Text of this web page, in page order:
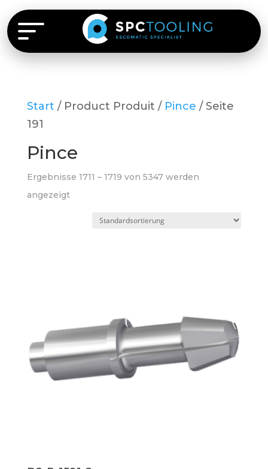
Start / Product Produit / Pince / Seite
191
Pince
Ergebnisse 1711 – 1719 von 5347 werden
angezeigt